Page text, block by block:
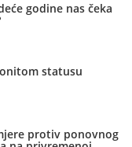
godine nas čeka
statusu
protiv ponovnog